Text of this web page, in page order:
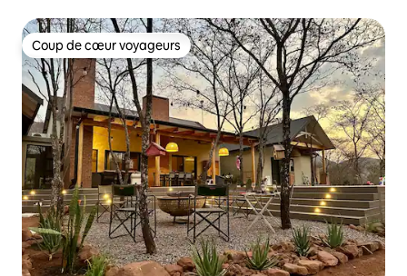
Coup de cœur voyageurs
Coup de cœur voyageurs